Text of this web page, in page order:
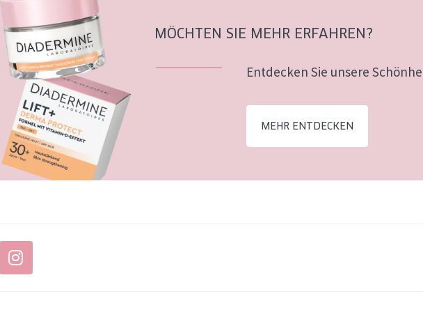
MÖCHTEN SIE MEHR ERFAHREN?
Entdecken Sie unsere
MEHR ENTDECKEN